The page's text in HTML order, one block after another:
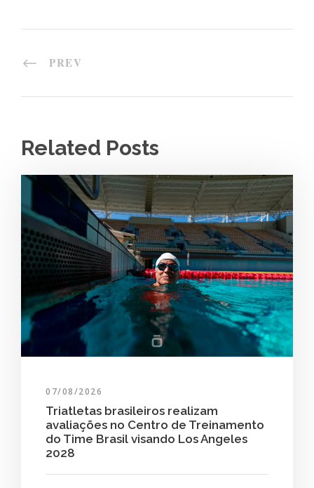
PREV
Related Posts
07/08/2026
Triatletas brasileiros realizam
avaliações no Centro de Treinamento
do Time Brasil visando Los Angeles
2028